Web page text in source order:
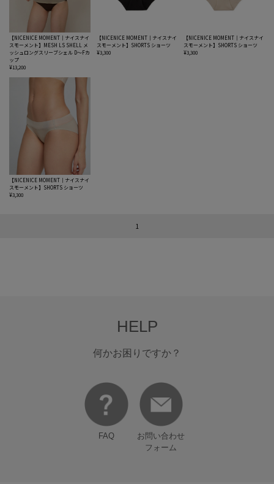
【NICENICE MOMENT｜ナイスナイ
スモーメント】MESH LS SHELL メ
ッシュロングスリーブシェル D〜Fカ
ップ
¥13,200
【NICENICE MOMENT｜ナイスナイ
スモーメント】SHORTS ショーツ
¥3,300
【NICENICE MOMENT｜ナイスナイ
スモーメント】SHORTS ショーツ
¥3,300
【NICENICE MOMENT｜ナイスナイ
スモーメント】SHORTS ショーツ
¥3,300
1
HELP
何かお困りですか？
FAQ
お問い合わせ
フォーム